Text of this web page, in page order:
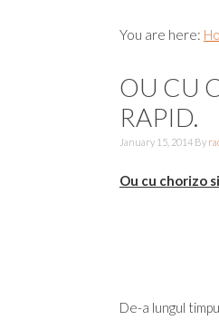
You are here:
OU CU
RAPID.
January 15, 2014 By
Ou cu chorizo
De-a lungul